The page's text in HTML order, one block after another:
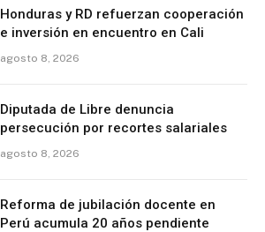
Honduras y RD refuerzan cooperación
e inversión en encuentro en Cali
agosto 8, 2026
Diputada de Libre denuncia
persecución por recortes salariales
agosto 8, 2026
Reforma de jubilación docente en
Perú acumula 20 años pendiente